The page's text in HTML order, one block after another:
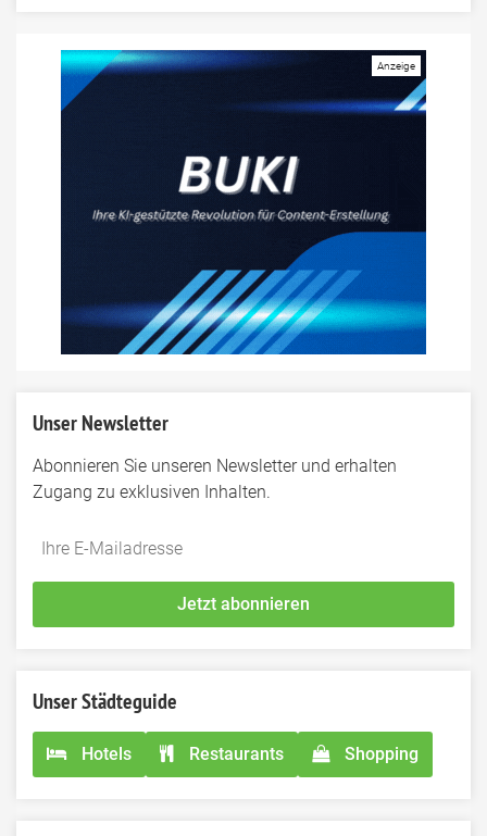
Unser Newsletter
Abonnieren Sie unseren Newsletter und erhalten
Zugang zu exklusiven Inhalten.
Do
*Ihre
Jetzt abonnieren
Unser Städteguide
Hotels Restaurants Shopping